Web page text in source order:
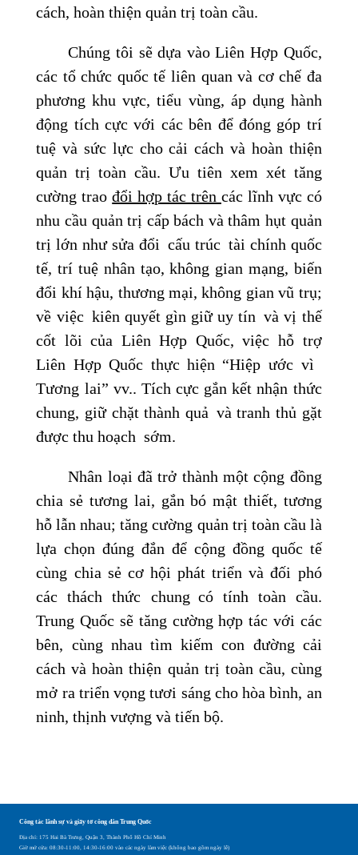
cách, hoàn thiện quản trị toàn cầu.
Chúng tôi sẽ dựa vào Liên Hợp Quốc,
các tổ chức quốc tế liên quan và cơ chế đa
phương khu vực, tiểu vùng, áp dụng hành
động tích cực với các bên để đóng góp trí
tuệ và sức lực cho cải cách và hoàn thiện
quản trị toàn cầu. Ưu tiên xem xét tăng
cường traođổi hợp tác trên các lĩnh vực có
nhu cầu quản trị cấp bách và thâm hụt quản
trị lớn như sửa đổi cấu trúc tài chính quốc
tế, trí tuệ nhân tạo, không gian mạng, biến
đổi khí hậu, thương mại, không gian vũ trụ;
về việc kiên quyết gìn giữ uy tín và vị thế
cốt lõi của Liên Hợp Quốc, việc hỗ trợ
Liên Hợp Quốc thực hiện “Hiệp ước vì
Tương lai” vv.. Tích cực gắn kết nhận thức
chung, giữ chặt thành quả và tranh thủ gặt
được thu hoạch sớm.
Nhân loại đã trở thành một cộng đồng
chia sẻ tương lai, gắn bó mật thiết, tương
hỗ lẫn nhau; tăng cường quản trị toàn cầu là
lựa chọn đúng đắn để cộng đồng quốc tế
cùng chia sẻ cơ hội phát triển và đối phó
các thách thức chung có tính toàn cầu.
Trung Quốc sẽ tăng cường hợp tác với các
bên, cùng nhau tìm kiếm con đường cải
cách và hoàn thiện quản trị toàn cầu, cùng
mở ra triển vọng tươi sáng cho hòa bình, an
ninh, thịnh vượng và tiến bộ.
Công tác lãnh sự và giấy tờ công dân Trung Quốc
Địa chỉ: 175 Hai Bà Trưng, Quận 3, Thành Phố Hồ Chí Minh
Giờ mở cửa: 08:30-11:00, 14:30-16:00 vào các ngày làm việc (không bao gồm ngày lễ)